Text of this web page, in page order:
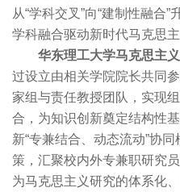
从“学科交叉”向“建制性融合
学科融合驱动新时代马克思
华东理工大学马克思主
过设立由相关学院院长共同
家组与责任教授团队，实现
合，为知识创新奠定结构性
新“专兼结合、动态流动”协
策，汇聚校内外专兼职研究
为马克思主义研究的体系化